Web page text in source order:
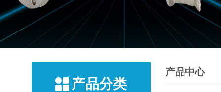
产品分类
产品中心